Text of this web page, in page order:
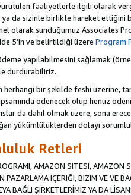
faaliyetlerle ilgili olarak
da sizinle birlikte hareket ettiğini
olarak sunduğumuz Associates
5’in ve belirtildiği üzere Program
yapılabilmesini sağlamak
durdurabiliriz.
herhangi bir şekilde feshi üzerine,
ödenecek olup henüz
da dahil olmak üzere, sona
yükümlülüklerden dolayı
Retleri
AMAZON SİTESİ, AMAZON
PAZARLAMA İÇERİĞİ, BİZİM VE VE
BAĞLI ŞİRKETLERİMİZ YA DA